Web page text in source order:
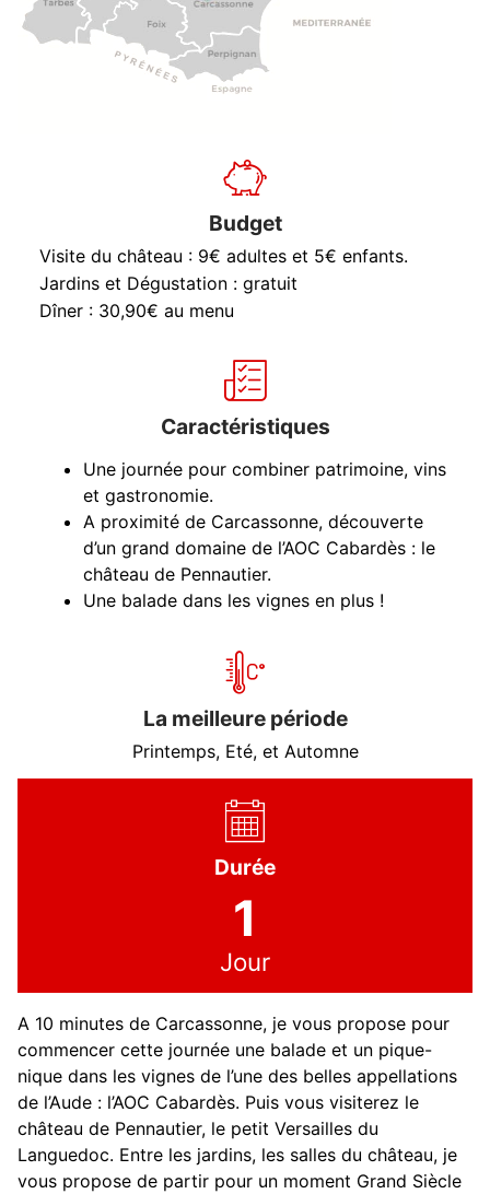
Budget
Visite du château : 9€ adultes et 5€ enfants.
Jardins et Dégustation : gratuit
Dîner : 30,90€ au menu
Caractéristiques
Une journée pour combiner patrimoine, vins
et gastronomie.
A proximité de Carcassonne, découverte
d’un grand domaine de l’AOC Cabardès : le
château de Pennautier.
Une balade dans les vignes en plus !
La meilleure période
Printemps, Eté, et Automne
Durée
1
Jour
A 10 minutes de Carcassonne, je vous propose pour
commencer cette journée une balade et un pique-
nique dans les vignes de l’une des belles appellations
de l’Aude : l’AOC Cabardès. Puis vous visiterez le
château de Pennautier, le petit Versailles du
Languedoc. Entre les jardins, les salles du château, je
vous propose de partir pour un moment Grand Siècle